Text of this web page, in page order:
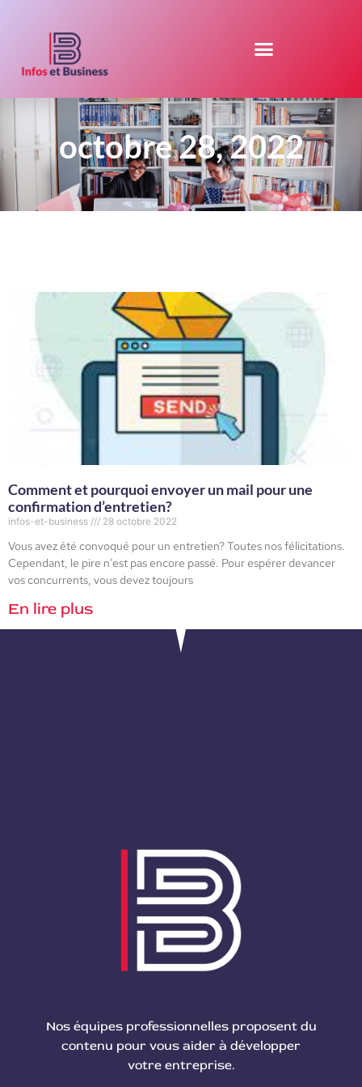
octobre 28, 2022
Comment et pourquoi envoyer un mail pour une
confirmation d’entretien?
infos-et-business 28 octobre 2022
Vous avez été convoqué pour un entretien? Toutes nos félicitations.
Cependant, le pire n’est pas encore passé. Pour espérer devancer
vos concurrents, vous devez toujours
En lire plus
Nos équipes professionnelles proposent du
contenu pour vous aider à développer
votre entreprise.